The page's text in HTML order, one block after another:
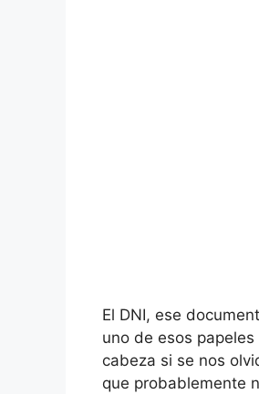
El DNI, ese
uno de esos
cabeza si se nos
que probablemente